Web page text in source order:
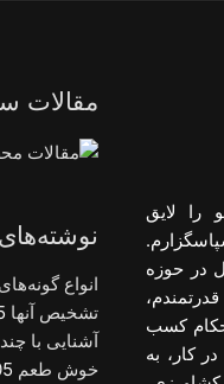
را لایق
در حوزه
کسب
کار، به
مقالات
انواع
تشخیص آنها
آشنایی با
خوش طعم